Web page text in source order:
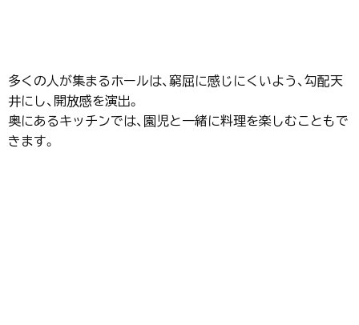
多くの人が集まるホールは、窮屈に感じにくいよう、勾配天
井にし、開放感を演出。
奥にあるキッチンでは、園児と一緒に料理を楽しむこともで
きます。